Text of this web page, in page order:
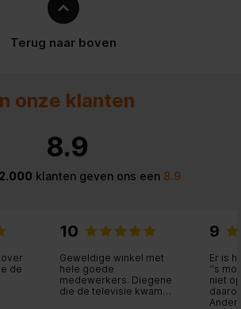
Terug naar boven
onze klanten
8.9
klanten geven ons een8.9
de
10
Geweldige winkel met
hele goede
medewerkers. Diegene
die de televisie kwam
9
Er is
‘‘s
niet